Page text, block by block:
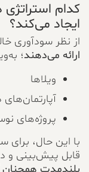
ایجاد می‌کند؟
از نظر سودآوری
ارائه می‌دهند؛
ویلاها
آپارتمان‌های
پروژه‌های
با این حال، برای
قابل پیش‌بینی و